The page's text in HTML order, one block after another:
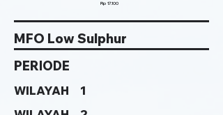
Rp 17.100
MFO Low Sulphur
PERIODE
WILAYAH 1